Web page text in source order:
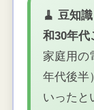
🧹 豆知
和30年代
家庭用の
年代後半
いったと